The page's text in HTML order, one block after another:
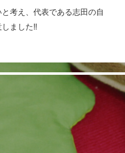
考え、代表である志田の自
ました‼